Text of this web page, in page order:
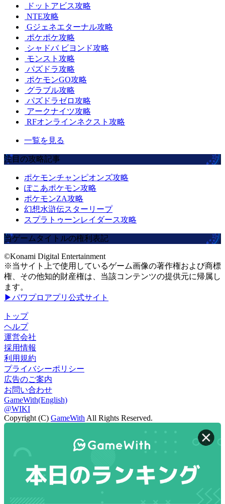
ドットアビス攻略
NTE攻略
Gジェネエターナル攻略
ポケポケ攻略
シャドバ ビヨンド攻略
モンスト攻略
パズドラ攻略
ポケモンGO攻略
グラブル攻略
パズドラゼロ攻略
アークナイツ攻略
RFオンラインネクスト攻略
一覧を見る
注目の攻略記事
ポケモンチャンピオンズ攻略
ぽこあポケモン攻略
ポケモンZA攻略
幻想水滸伝スターリープ
スプラトゥーンレイダース攻略
当ゲームタイトルの権利表記
©Konami Digital Entertainment
※当サイト上で使用しているゲーム画像の著作権および商標
権、その他知的財産権は、当該コンテンツの提供元に帰属し
ます。
▶パワプロアプリ公式サイト
トップ
ヘルプ
運営会社
採用情報
利用規約
プライバシーポリシー
広告のご案内
お問い合わせ
GameWith(English)
@WIKI
Copyright (C) GameWith All Rights Reserved.